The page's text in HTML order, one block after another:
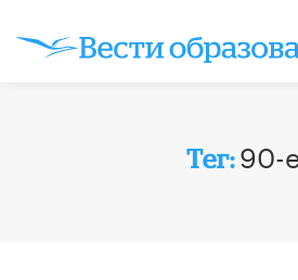
Тег:90-